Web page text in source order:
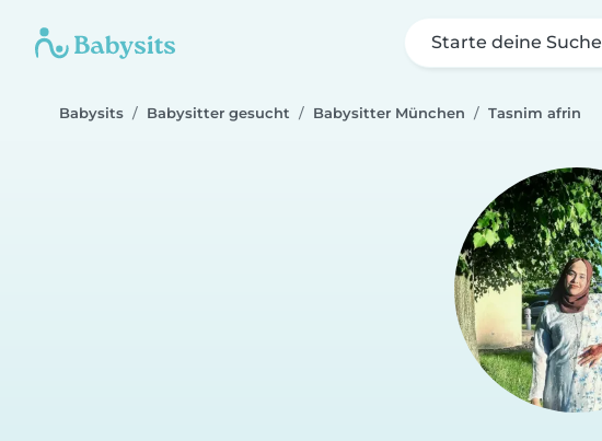
Starte deine Suche
Babysits Babysitter gesucht Babysitter München Tasnim afrin